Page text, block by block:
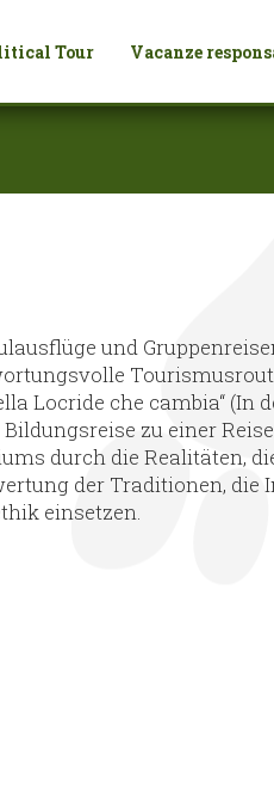
Tour Vacanze
und
Locride che cambia“ (In
zu einer
durch die Realitäten,
der Traditionen, die
einsetzen.